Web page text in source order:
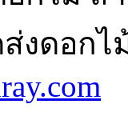
งดอก